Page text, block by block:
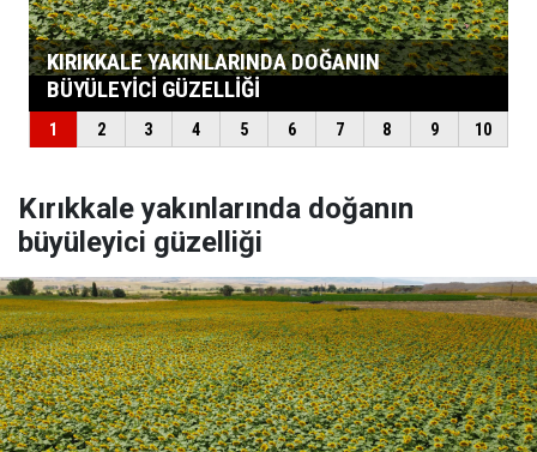
Kırıkkale yakınlarında doğanın
büyüleyici güzelliği